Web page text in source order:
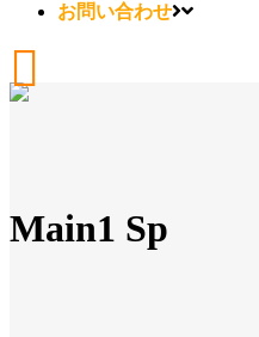
お問い合わせ
Main1 Sp